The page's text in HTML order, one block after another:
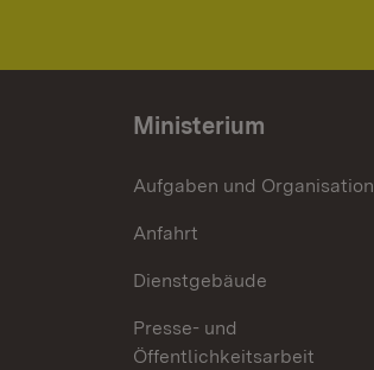
Ministerium
Aufgaben und Organisation
Anfahrt
Dienstgebäude
Presse- und
Öffentlichkeitsarbeit